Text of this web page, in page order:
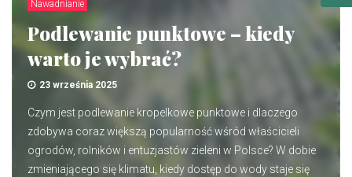
Nawadnianie
Podlewanie punktowe – kiedy
warto je wybrać?
23 września 2025
Czym jest podlewanie kropelkowe punktowe i dlaczego
zdobywa coraz większą popularność wśród właścicieli
ogrodów, rolników i entuzjastów zieleni w Polsce? W dobie
zmieniającego się klimatu, kiedy dostęp do wody staje się